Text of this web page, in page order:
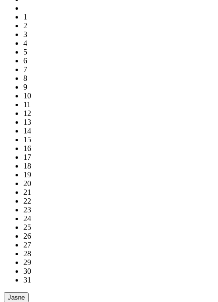
1
2
3
4
5
6
7
8
9
10
11
12
13
14
15
16
17
18
19
20
21
22
23
24
25
26
27
28
29
30
31
Jasne